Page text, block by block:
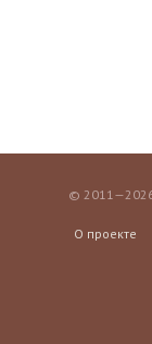
©
О проекте